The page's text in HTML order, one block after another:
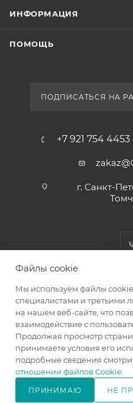
ИНФОРМАЦИЯ
ПОМОЩЬ
ПОДПИСАТЬСЯ НА
+7 921 754 4453
г. Санкт-
Интернет магазин мебели в
Файлы cookie
Мы используем файлы
специалистами и третьими
на нашем веб-сайте, что
взаимодействие с
Продолжая просмотр
принимаете условия его
подробные сведения
отношении файлов Cookie
ПРИНИМАЮ НЕ